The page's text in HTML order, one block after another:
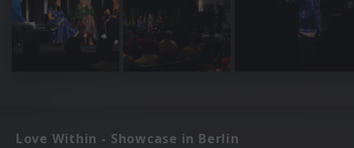
Love Within - Showcase in Berlin